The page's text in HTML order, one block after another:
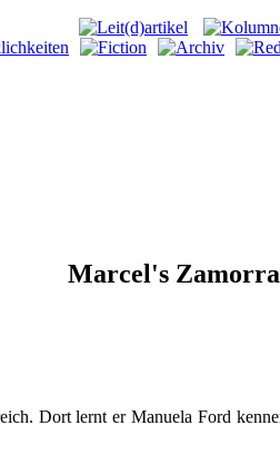
Marcel's
Dort lernt er Manuela Ford